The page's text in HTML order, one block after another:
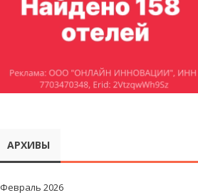
АРХИВЫ
Февраль 2026